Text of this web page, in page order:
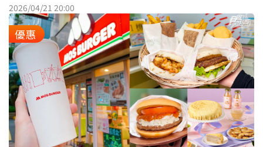
2026/04/21 20:00
優惠